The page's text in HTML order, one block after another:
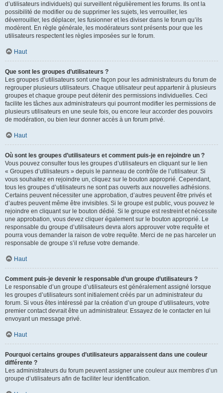
d’utilisateurs individuels) qui surveillent régulièrement les forums. Ils ont la
possibilité de modifier ou de supprimer les sujets, les verrouiller, les
déverrouiller, les déplacer, les fusionner et les diviser dans le forum qu’ils
modèrent. En règle générale, les modérateurs sont présents pour que les
utilisateurs respectent les règles imposées sur le forum.
Haut
Que sont les groupes d’utilisateurs ?
Les groupes d’utilisateurs sont une façon pour les administrateurs du forum de
regrouper plusieurs utilisateurs. Chaque utilisateur peut appartenir à plusieurs
groupes et chaque groupe peut détenir des permissions individuelles. Ceci
facilite les tâches aux administrateurs qui pourront modifier les permissions de
plusieurs utilisateurs en une seule fois, ou encore leur accorder des pouvoirs
de modération, ou bien leur donner accès à un forum privé.
Haut
Où sont les groupes d’utilisateurs et comment puis-je en rejoindre un ?
Vous pouvez consulter tous les groupes d’utilisateurs en cliquant sur le lien
« Groupes d’utilisateurs » depuis le panneau de contrôle de l’utilisateur. Si
vous souhaitez en rejoindre un, cliquez sur le bouton approprié. Cependant,
tous les groupes d’utilisateurs ne sont pas ouverts aux nouvelles adhésions.
Certains peuvent nécessiter une approbation, d’autres peuvent être privés et
d’autres peuvent même être invisibles. Si le groupe est public, vous pouvez le
rejoindre en cliquant sur le bouton dédié. Si le groupe est restreint et nécessite
une approbation, vous devez cliquer également sur le bouton approprié. Le
responsable du groupe d’utilisateurs devra alors approuver votre requête et
pourra vous demander la raison de votre requête. Merci de ne pas harceler un
responsable de groupe s’il refuse votre demande.
Haut
Comment puis-je devenir le responsable d’un groupe d’utilisateurs ?
Le responsable d’un groupe d’utilisateurs est généralement assigné lorsque
les groupes d’utilisateurs sont initialement créés par un administrateur du
forum. Si vous êtes intéressé par la création d’un groupe d’utilisateurs, votre
premier contact devrait être un administrateur. Essayez de le contacter en lui
envoyant un message privé.
Haut
Pourquoi certains groupes d’utilisateurs apparaissent dans une couleur
différente ?
Les administrateurs du forum peuvent assigner une couleur aux membres d’un
groupe d’utilisateurs afin de faciliter leur identification.